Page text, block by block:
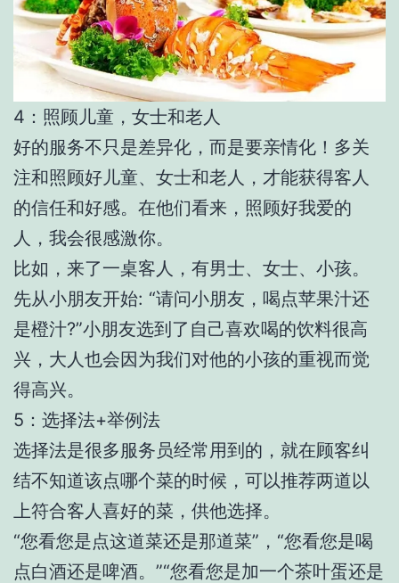
4：照顾儿童，女士和老人
好的服务不只是差异化，而是要亲情化！多关
注和照顾好儿童、女士和老人，才能获得客人
的信任和好感。在他们看来，照顾好我爱的
人，我会很感激你。
比如，来了一桌客人，有男士、女士、小孩。
先从小朋友开始: “请问小朋友，喝点苹果汁还
是橙汁?”小朋友选到了自己喜欢喝的饮料很高
兴，大人也会因为我们对他的小孩的重视而觉
得高兴。
5：选择法+举例法
选择法是很多服务员经常用到的，就在顾客纠
结不知道该点哪个菜的时候，可以推荐两道以
上符合客人喜好的菜，供他选择。
“您看您是点这道菜还是那道菜”，“您看您是喝
点白酒还是啤酒。”“您看您是加一个茶叶蛋还是